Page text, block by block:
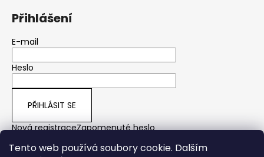
Tento web používá soubory cookie. Dalším
Přihlášení
E-mail
Heslo
PŘIHLÁSIT SE
Nová registraceZapomenuté heslo